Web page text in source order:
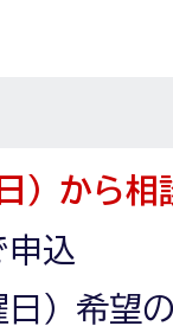
）から相
申込
日）希望